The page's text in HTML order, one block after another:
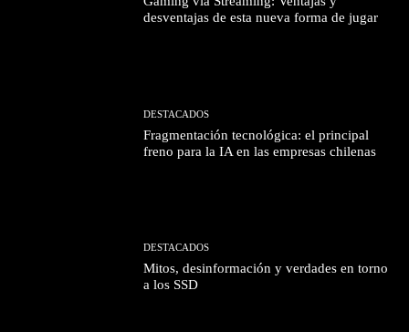
desventajas de esta nueva forma de jugar
DESTACADOS
Fragmentación tecnológica: el principal
freno para la IA en las empresas chilenas
DESTACADOS
Mitos, desinformación y verdades en torno
a los SSD